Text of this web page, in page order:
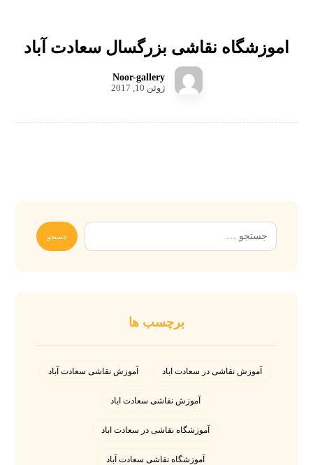
اموزشگاه نقاشی بزرگسال سعادت آباد
Noor-gallery
ژوئن 10, 2017
برچسب ها
آموزش نقاشی در سعادت اباد آموزش نقاشی سعادت آباد
آموزش نقاشی سعادت اباد
آموزشگاه نقاشی در سعادت اباد
آموزشگاه نقاشی سعادت آباد